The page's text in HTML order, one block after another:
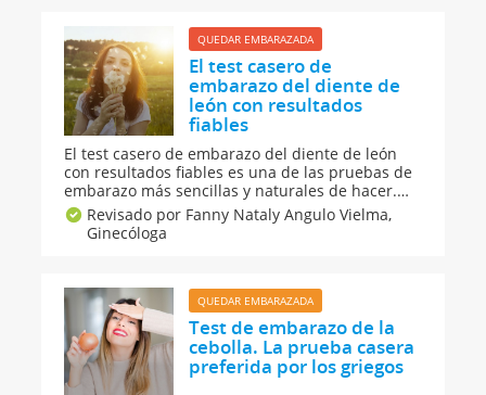
QUEDAR EMBARAZADA
El test casero de
embarazo del diente de
león con resultados
fiables
El test casero de embarazo del diente de león
con resultados fiables es una de las pruebas de
embarazo más sencillas y naturales de hacer.
¿Quieres saber en qué consiste y qué debes
tener en cuenta para que su resultado sea
confiable? Atenta al paso a paso de cómo
Revisado por Fanny Nataly Angulo Vielma,
Ginecóloga
QUEDAR EMBARAZADA
Test de embarazo de la
cebolla. La prueba casera
preferida por los griegos